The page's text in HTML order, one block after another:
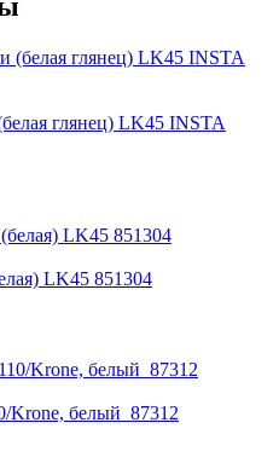
глянец) LK45 INSTA
LK45 851304
Krone, белый 87312